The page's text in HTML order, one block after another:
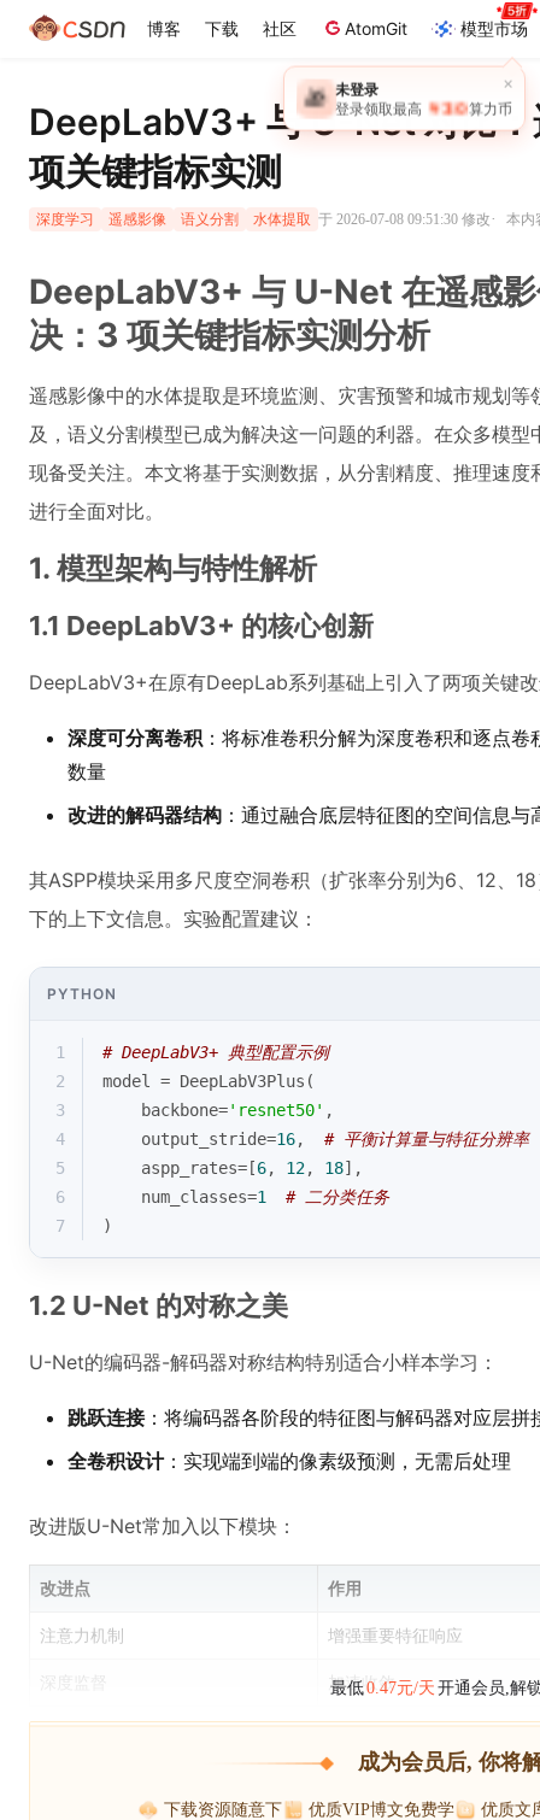
博客 下载 社区 AtomGit 模型市场
×
🎁 未登录
登录领取最高 ￥30 算力币
DeepLabV3+ 与 U-Net 对比
项关键指标实测
深度学习 遥感影像 语义分割 水体提取 于 2026-07-08 09:51:30 修改· 本内
DeepLabV3+ 与 U-Net 在遥感
决：3 项关键指标实测分析
遥感影像中的水体提取是环境监测、灾害预警和城市规划
及，语义分割模型已成为解决这一问题的利器。在众多模
现备受关注。本文将基于实测数据，从分割精度、推理速
进行全面对比。
1. 模型架构与特性解析
1.1 DeepLabV3+ 的核心创新
DeepLabV3+在原有DeepLab系列基础上引入了两项关键
深度可分离卷积 ：将标准卷积分解为深度卷积和逐点
数量
改进的解码器结构 ：通过融合底层特征图的空间信息
其ASPP模块采用多尺度空洞卷积（扩张率分别为6、12、
下的上下文信息。实验配置建议：
PYTHON
1
# DeepLabV3+ 典型配置示例
2
model = DeepLabV3Plus(
3
    backbone=
'resnet50' ,
4
    output_stride=
16, # 平衡计算量与特征分辨率
5
    aspp_rates=[
6, 12, 18],
6
    num_classes=
1
# 二分类任务
7
)
1.2 U-Net 的对称之美
U-Net的编码器-解码器对称结构特别适合小样本学习：
跳跃连接：将编码器各阶段的特征图与解码器对应层拼
全卷积设计：实现端到端的像素级预测，无需后处理
改进版U-Net常加入以下模块：
改进点 作用
注意力机制 增强重要特征响应
深度监督 加速收敛
最低0.47元/天 开通会员,解
成为会员后, 你将
下载资源随意下 优质VIP博文免费学 优质文